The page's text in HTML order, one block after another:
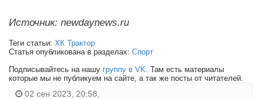
Источник: newdaynews.ru
Теги статьи: ХК Трактор
Статья опубликована в разделах: Спорт
Подписывайтесь на нашу группу в VK . Там есть материалы
которые мы не публикуем на сайте, а так же посты от читателей.
02 сен 2023, 20:58,